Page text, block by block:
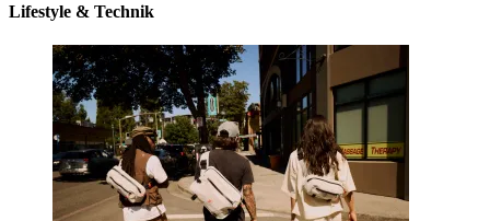
Lifestyle & Technik